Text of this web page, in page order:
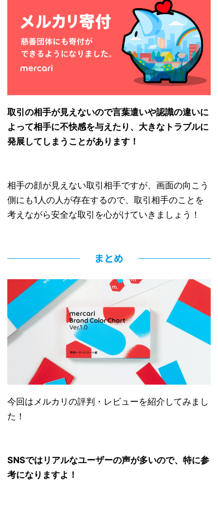
取引の相手が見えないので言葉遣いや認識の違いに
よって相手に不快感を与えたり、大きなトラブルに
発展してしまうことがあります！
相手の顔が見えない取引相手ですが、画面の向こう
側にも1人の人が存在するので、取引相手のことを
考えながら安全な取引を心がけていきましょう！
まとめ
今回はメルカリの評判・レビューを紹介してみまし
た！
SNSではリアルなユーザーの声が多いので、特に参
考になりますよ！